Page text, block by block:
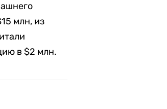
млн, из
в $2 млн.